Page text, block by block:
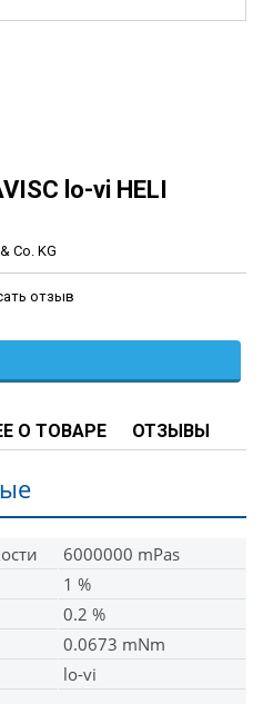
lo-vi HELI
Co. KG
отзыв
О ТОВАРЕ ОТЗЫВЫ
6000000 mPas
1 %
0.2 %
0.0673 mNm
lo-vi